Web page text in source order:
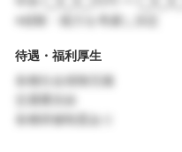
※経験・能力を考慮し決定
待遇・福利厚生
各種社会保険完備
交通費支給
各種研修制度あり